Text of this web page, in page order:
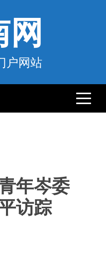
网
户网站
年岑委
访踪